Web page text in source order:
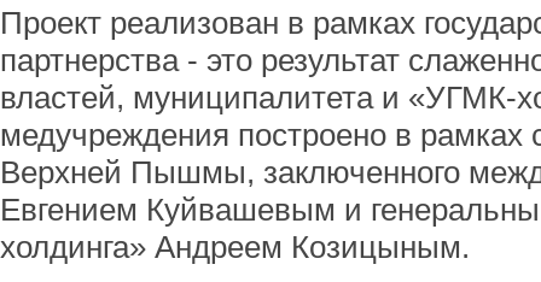
Проект реализован в рамках
партнерства - это результат
властей, муниципалитета и «УГМК-
медучреждения построено в рамках
Верхней Пышмы, заключенного
Евгением Куйвашевым и
холдинга» Андреем Козицыным.